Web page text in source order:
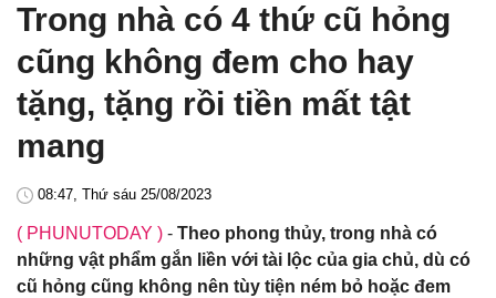
Trong nhà có 4 thứ cũ hỏng
cũng không đem cho hay
tặng, tặng rồi tiền mất tật
mang
08:47, Thứ sáu 25/08/2023
( PHUNUTODAY ) - Theo phong thủy, trong nhà có
những vật phẩm gắn liền với tài lộc của gia chủ, dù có
cũ hỏng cũng không nên tùy tiện ném bỏ hoặc đem